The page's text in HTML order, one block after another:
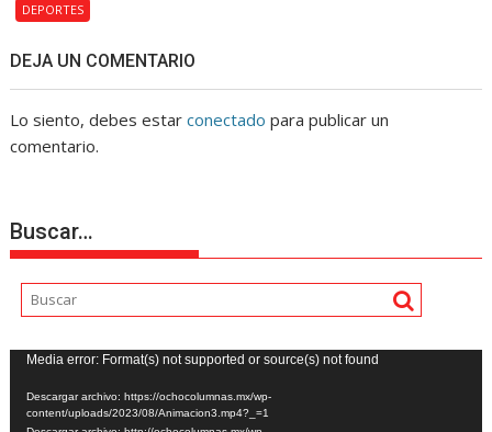
DEPORTES
DEJA UN COMENTARIO
Lo siento, debes estarconectado para publicar un
comentario.
Buscar…
Reproductor
de
vídeo
Media error: Format(s) not supported or source(s) not found
Descargar archivo: https://ochocolumnas.mx/wp-
content/uploads/2023/08/Animacion3.mp4?_=1